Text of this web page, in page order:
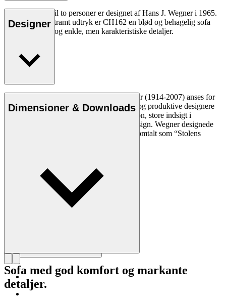
CH162 sofaen til to personer er designet af Hans J. Wegner i 1965.
Til trods for et stramt udtryk er CH162 en blød og behagelig sofa
med høje gavle og enkle, men karakteristiske detaljer.
Designer
Den danske møbeldesigner Hans J. Wegner (1914-2007) anses for
at være en af de mest kreative, innovative og produktive designere
nogensinde. Han var kendt for sin præcision, store indsigt i
håndværk og kompromisløse tilgang til design. Wegner designede
næsten 500 stole i sin levetid og blev ofte omtalt som “Stolens
Dimensioner & Downloads
Sofa med god komfort og markante
detaljer.